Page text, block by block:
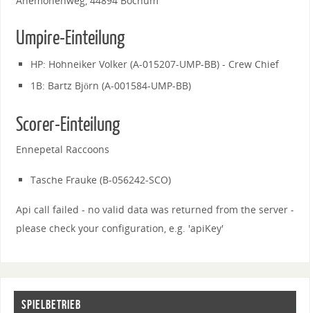
Umpire-Einteilung
HP: Hohneiker Volker (A-015207-UMP-BB) - Crew Chief
1B: Bartz Björn (A-001584-UMP-BB)
Scorer-Einteilung
Ennepetal Raccoons
Tasche Frauke (B-056242-SCO)
Api call failed - no valid data was returned from the server -
please check your configuration, e.g. 'apiKey'
SPIELBETRIEB